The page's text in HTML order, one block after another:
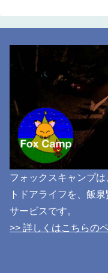
フォックスキャンプ
トドアライフを、飯
サービスです。
>> 詳しくはこちらの